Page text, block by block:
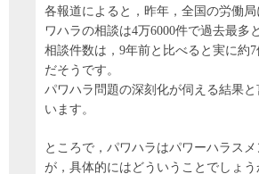
各報道によると，昨年，全国の労働
ワハラの相談は4万6000件で過去最多
相談件数は，9年前と比べると実に約
だそうです。
パワハラ問題の深刻化が伺える結果
います。
ところで，パワハラはパワーハラス
が，具体的にはどういうことでしょう